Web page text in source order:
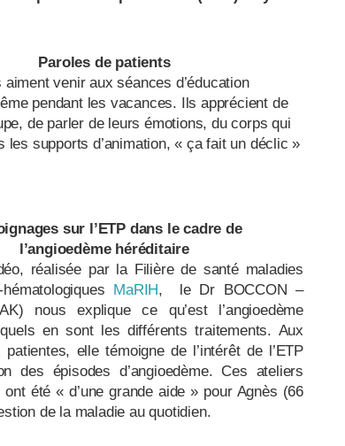
Paroles de patients
venir aux séances d’éducation
pendant les vacances. Ils apprécient de
de parler de leurs émotions, du corps qui
les supports d’animation, « ça fait un déclic »
sur l’ETP dans le cadre de
l’angioedème héréditaire
réalisée par la Filière de santé maladies
MaRIH, le Dr BOCCON –
nous explique ce qu’est l’angioedème
en sont les différents traitements. Aux
elle témoigne de l’intérêt de l’ETP
des épisodes d’angioedème. Ces ateliers
ont été « d’une grande aide » pour Agnès (66
de la maladie au quotidien.